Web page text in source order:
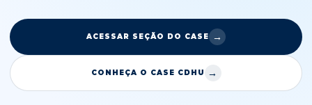
ACESSAR SEÇÃO DO CASE
CONHEÇA O CASE CDHU